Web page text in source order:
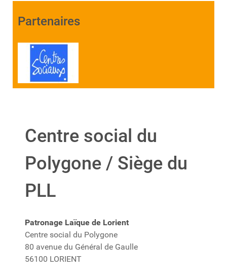
Partenaires
Centre social du
Polygone / Siège du
PLL
Patronage Laïque de Lorient
Centre social du Polygone
80 avenue du Général de Gaulle
56100 LORIENT